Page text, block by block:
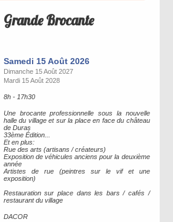
Grande Brocante
Samedi 15 Août 2026
Dimanche 15 Août 2027
Mardi 15 Août 2028
8h - 17h30
Une brocante professionnelle sous la nouvelle
halle du village et sur la place en face du château
de Duras
33ème Édition...
Et en plus:
Rue des arts (artisans / créateurs)
Exposition de véhicules anciens pour la deuxième
année
Artistes de rue (peintres sur le vif et une
exposition)
Restauration sur place dans les bars / cafés /
restaurant du village
DACOR